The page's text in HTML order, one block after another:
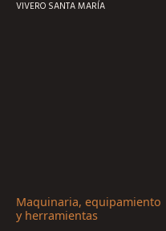
VIVERO SANTA MARÍA
Maquinaria, equipamiento
y herramientas